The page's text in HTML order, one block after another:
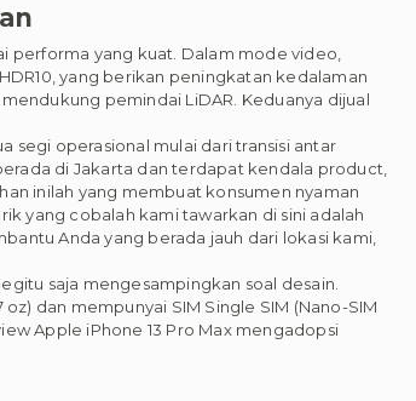
performa yang kuat. Dalam mode video,
yang berikan peningkatan kedalaman
pemindai LiDAR. Keduanya dijual
segi operasional mulai dari transisi antar
di Jakarta dan terdapat kendala product,
inilah yang membuat konsumen nyaman
yang cobalah kami tawarkan di sini adalah
Anda yang berada jauh dari lokasi kami,
saja mengesampingkan soal desain.
oz) dan mempunyai SIM Single SIM (Nano-SIM
Apple iPhone 13 Pro Max mengadopsi